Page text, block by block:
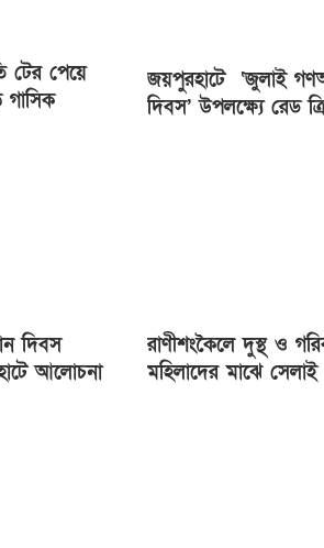
টের পেয়ে
জয়পুরহাটে ‘জুলাই
দিবস’ উপলক্ষ্যে রেড
দিবস
আলোচনা
রাণীশংকৈলে দুস্থ ও
মহিলাদের মাঝে